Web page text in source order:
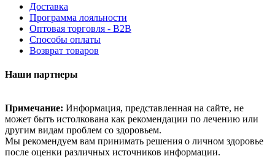
Доставка
Программа лояльности
Оптовая торговля - B2B
Способы оплаты
Возврат товаров
Наши партнеры
Примечание: Информация, представленная на сайте, не
может быть истолкована как рекомендации по лечению или
другим видам проблем со здоровьем.
Мы рекомендуем вам принимать решения о личном здоровье
после оценки различных источников информации.